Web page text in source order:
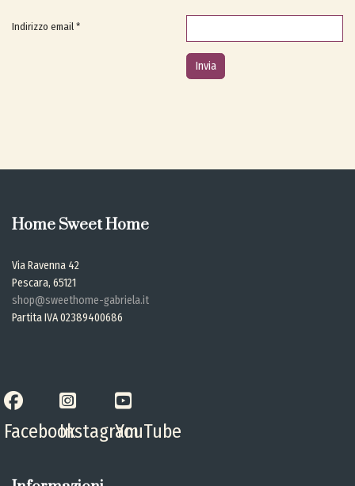
Indirizzo email *
Invia
Home Sweet Home
Via Ravenna 42
Pescara, 65121
shop@sweethome-gabriela.it
Partita IVA 02389400686
FacebookInstagramYouTube